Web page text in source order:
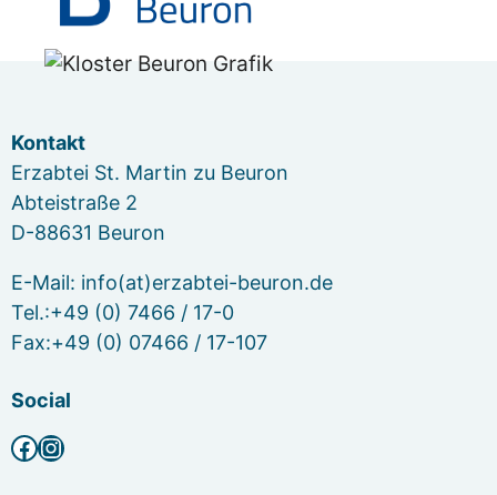
Kontakt
Erzabtei St. Martin zu Beuron
Abteistraße 2
D-88631 Beuron
E-Mail: info(at)erzabtei-beuron.de
Tel.:+49 (0) 7466 / 17-0
Fax:+49 (0) 07466 / 17-107
Social
Facebook
Instagram